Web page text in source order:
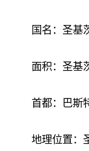
国名：圣基
面积：圣基茨
首都：巴斯
地理位置：圣